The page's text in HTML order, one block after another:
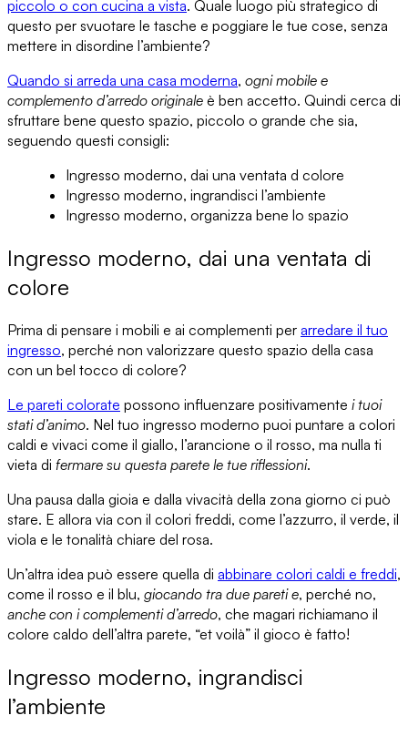
piccolo o con cucina a vista. Quale luogo più strategico di
questo per svuotare le tasche e poggiare le tue cose, senza
mettere in disordine l’ambiente?
Quando si arreda una casa moderna, ogni mobile e
complemento d’arredo originale è ben accetto. Quindi cerca di
sfruttare bene questo spazio, piccolo o grande che sia,
seguendo questi consigli:
Ingresso moderno, dai una ventata d colore
Ingresso moderno, ingrandisci l’ambiente
Ingresso moderno, organizza bene lo spazio
Ingresso moderno, dai una ventata di
colore
Prima di pensare i mobili e ai complementi per arredare il tuo
ingresso, perché non valorizzare questo spazio della casa
con un bel tocco di colore?
Le pareti colorate possono influenzare positivamente i tuoi
stati d’animo. Nel tuo ingresso moderno puoi puntare a colori
caldi e vivaci come il giallo, l’arancione o il rosso, ma nulla ti
vieta di fermare su questa parete le tue riflessioni.
Una pausa dalla gioia e dalla vivacità della zona giorno ci può
stare. E allora via con il colori freddi, come l’azzurro, il verde, il
viola e le tonalità chiare del rosa.
Un’altra idea può essere quella di abbinare colori caldi e freddi,
come il rosso e il blu, giocando tra due pareti e, perché no,
anche con i complementi d’arredo, che magari richiamano il
colore caldo dell’altra parete, “et voilà” il gioco è fatto!
Ingresso moderno, ingrandisci
l’ambiente